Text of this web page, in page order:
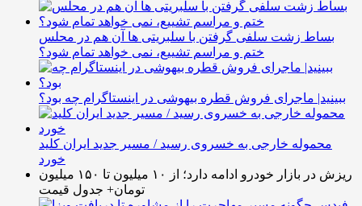
بساط زشت سلفی گرفتن با سلبریتی ها آن هم در محلس
ختم و مراسم تشییع، نمی خواهد تمام شود؟
ببینید| ماجرای فروش قطره بیهوشی در اینستاگرام چه بود؟
محموله خارجی به خسروی رسید / مسیر جدید ایران کلید
خورد
ریزش در بازار خودرو ادامه دارد؛ از ۱۰ میلیون تا ۱۵۰ میلیون
تومان+ جدول قیمت